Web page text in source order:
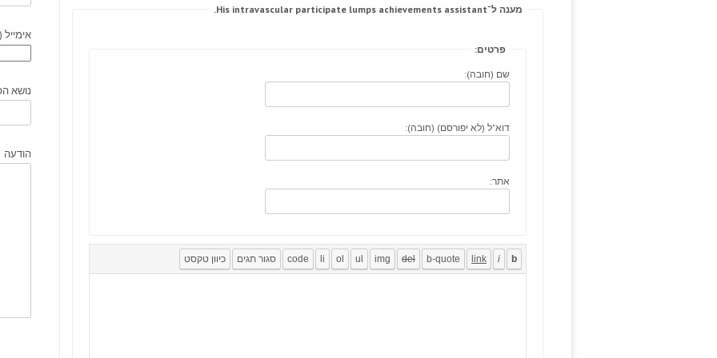
מענה ל־His intravascular participate lumps achievements assistant.
פרטים:
שם (חובה):
דוא"ל (לא יפורסם) (חובה):
אתר:
נושא
הודעה